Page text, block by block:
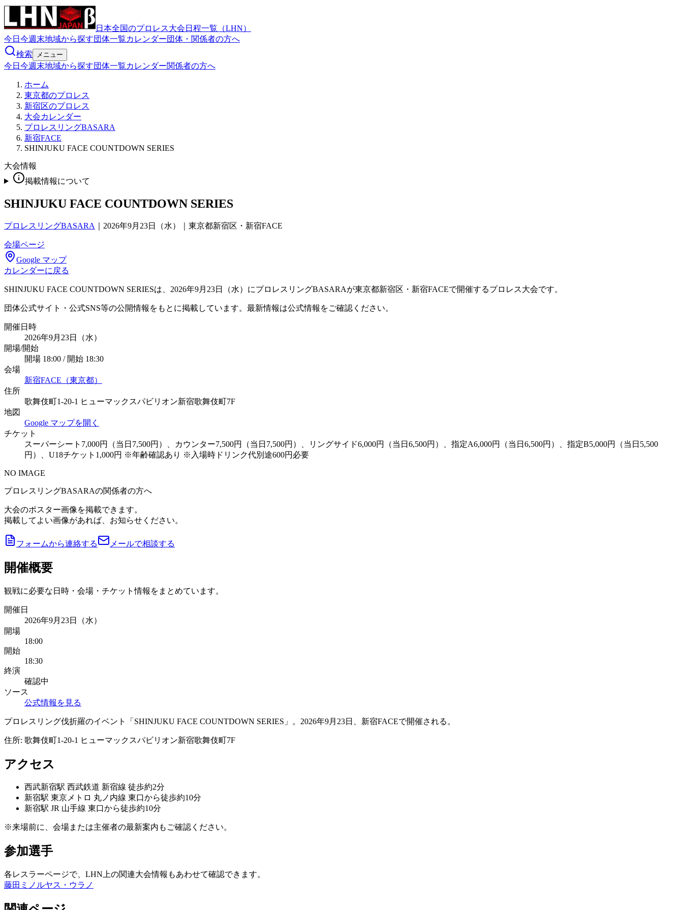
日本全国のプロレス大会日程一覧（LHN）
今日 今週末地域から探す団体一覧カレンダー団体・関係者の方へ
検索
メニュー
今日 今週末地域から探す団体一覧カレンダー関係者の方へ
ホーム
東京都のプロレス
新宿区のプロレス
大会カレンダー
プロレスリングBASARA
新宿FACE
SHINJUKU FACE COUNTDOWN SERIES
大会情報
掲載情報について
SHINJUKU FACE COUNTDOWN SERIES
プロレスリングBASARA 2026年9月23日（水）｜東京都新宿区・新宿FACE
会場ページ
Google マップ
カレンダーに戻る
SHINJUKU FACE COUNTDOWN SERIESは、2026年9月23日（水）にプロレスリングBASARAが東京都新宿区・新宿FACEで開催するプロレス大会です。
団体公式サイト・公式SNS等の公開情報をもとに掲載しています。最新情報は公式情報をご確認ください。
開催日時
2026年9月23日（水）
開場/開始
開場 18:00 / 開始 18:30
会場
新宿FACE（東京都）
住所
歌舞伎町1-20-1 ヒューマックスパビリオン新宿歌舞伎町7F
地図
Google マップを開く
チケット
スーパーシート7,000円（当日7,500円）、カウンター7,500円（当日7,500円）、リングサイド6,000円（当日6,500円）、指定A6,000円（当日6,500円）、指定B5,000円（当日5,500
円）、U18チケット1,000円 ※年齢確認あり ※入場時ドリンク代別途600円必要
NO IMAGE
プロレスリングBASARAの関係者の方へ
大会のポスター画像を掲載できます。
掲載してよい画像があれば、お知らせください。
フォームから連絡する メールで相談する
開催概要
観戦に必要な日時・会場・チケット情報をまとめています。
開催日
2026年9月23日（水）
開場
18:00
開始
18:30
終演
確認中
ソース
公式情報を見る
プロレスリング伐折羅のイベント「SHINJUKU FACE COUNTDOWN SERIES」。2026年9月23日、新宿FACEで開催される。
住所: 歌舞伎町1-20-1 ヒューマックスパビリオン新宿歌舞伎町7F
アクセス
西武新宿駅 西武鉄道 新宿線 徒歩約2分
新宿駅 東京メトロ 丸ノ内線 東口から徒歩約10分
新宿駅 JR 山手線 東口から徒歩約10分
※来場前に、会場または主催者の最新案内もご確認ください。
参加選手
各レスラーページで、LHN上の関連大会情報もあわせて確認できます。
藤田ミノルヤス・ウラノ